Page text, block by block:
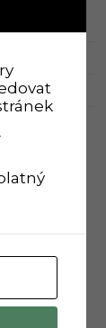
se zatím
je odkaz